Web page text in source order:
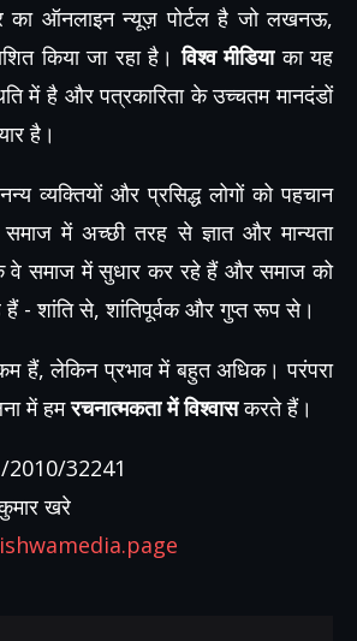
ऑनलाइन न्यूज़ पोर्टल है जो लखनऊ,
किया जा रहा है।विश्व मीडियाका यह
में है और पत्रकारिता के उच्चतम मानदंडों
है।
व्यक्तियों और प्रसिद्ध लोगों को पहचान
में अच्छी तरह से ज्ञात और मान्यता
वे समाज में सुधार कर रहे हैं और समाज को
हैं - शांति से, शांतिपूर्वक और गुप्त रूप से।
हैं, लेकिन प्रभाव में बहुत अधिक। परंपरा
में हमरचनात्मकता में विश्वासकरते हैं।
2010/32241
खरे